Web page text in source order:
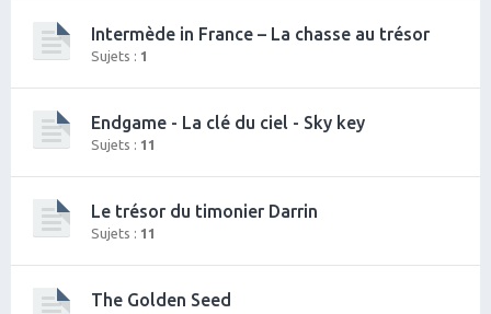
Intermède in France – La chasse au trésor
Sujets : 1
Endgame - La clé du ciel - Sky key
Sujets : 11
Le trésor du timonier Darrin
Sujets : 11
The Golden Seed